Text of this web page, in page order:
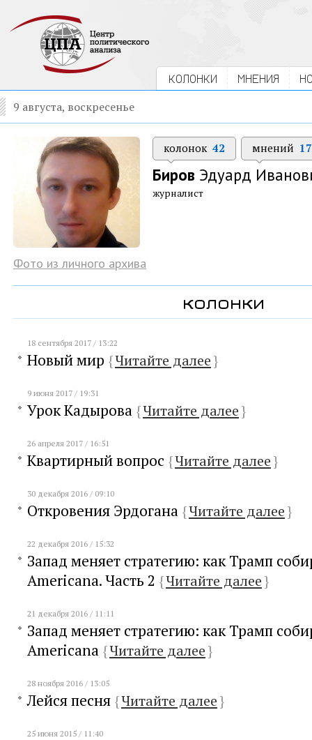
КОЛОНКИ МНЕНИЯ
9 августа, воскресенье
колонок 42 мнений 17
Биров Эдуард
журналист
Фото из личного архива
колонки
18 сентября 2017 / 13:22
Новый мир {Читайте далее}
9 июня 2017 / 19:31
Урок Кадырова {Читайте далее}
26 апреля 2017 / 16:51
Квартирный вопрос {Читайте далее}
30 декабря 2016 / 09:10
Откровения Эрдогана {Читайте далее}
22 декабря 2016 / 15:32
Запад меняет стратегию: как Трамп
Americana. Часть 2 {Читайте далее}
21 декабря 2016 / 11:11
Запад меняет стратегию: как Трамп
Americana {Читайте далее}
28 ноября 2016 / 13:05
Лейся песня {Читайте далее}
25 июня 2015 / 11:40